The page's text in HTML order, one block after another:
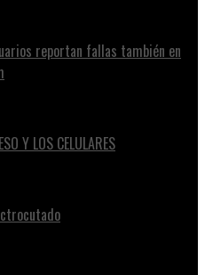
reportan fallas también en
Y LOS CELULARES